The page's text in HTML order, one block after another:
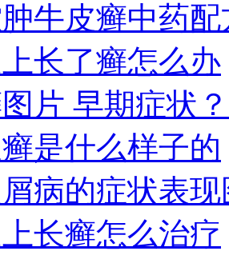
牛皮癣中药配
长了癣怎么办
片 早期症状
是什么样子的
病的症状表现
长癣怎么治疗